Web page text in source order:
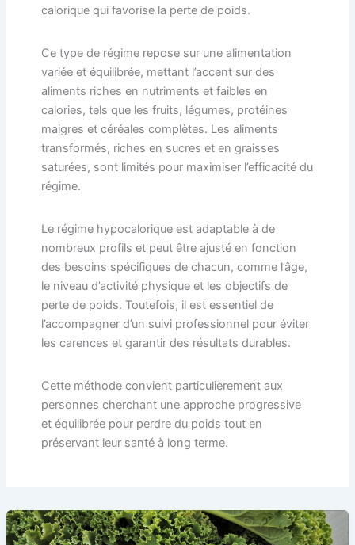
calorique qui favorise la perte de poids.
Ce type de régime repose sur une alimentation
variée et équilibrée, mettant l’accent sur des
aliments riches en nutriments et faibles en
calories, tels que les fruits, légumes, protéines
maigres et céréales complètes. Les aliments
transformés, riches en sucres et en graisses
saturées, sont limités pour maximiser l’efficacité du
régime.
Le régime hypocalorique est adaptable à de
nombreux profils et peut être ajusté en fonction
des besoins spécifiques de chacun, comme l’âge,
le niveau d’activité physique et les objectifs de
perte de poids. Toutefois, il est essentiel de
l’accompagner d’un suivi professionnel pour éviter
les carences et garantir des résultats durables.
Cette méthode convient particulièrement aux
personnes cherchant une approche progressive
et équilibrée pour perdre du poids tout en
préservant leur santé à long terme.